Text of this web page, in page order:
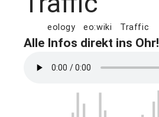
eology eo:wiki Traffic
Alle Infos direkt ins Ohr!